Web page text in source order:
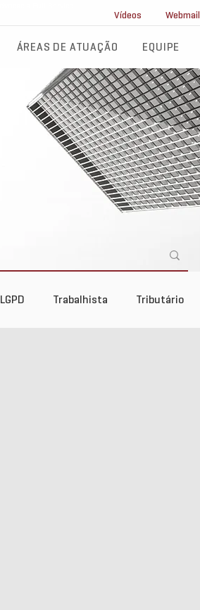
Vídeos Webmail
ÁREAS DE ATUAÇÃO EQUIPE
LGPD Trabalhista Tributário